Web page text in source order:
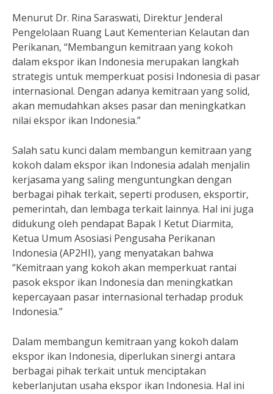
Menurut Dr. Rina Saraswati, Direktur Jenderal
Pengelolaan Ruang Laut Kementerian Kelautan dan
Perikanan, “Membangun kemitraan yang kokoh
dalam ekspor ikan Indonesia merupakan langkah
strategis untuk memperkuat posisi Indonesia di pasar
internasional. Dengan adanya kemitraan yang solid,
akan memudahkan akses pasar dan meningkatkan
nilai ekspor ikan Indonesia.”
Salah satu kunci dalam membangun kemitraan yang
kokoh dalam ekspor ikan Indonesia adalah menjalin
kerjasama yang saling menguntungkan dengan
berbagai pihak terkait, seperti produsen, eksportir,
pemerintah, dan lembaga terkait lainnya. Hal ini juga
didukung oleh pendapat Bapak I Ketut Diarmita,
Ketua Umum Asosiasi Pengusaha Perikanan
Indonesia (AP2HI), yang menyatakan bahwa
“Kemitraan yang kokoh akan memperkuat rantai
pasok ekspor ikan Indonesia dan meningkatkan
kepercayaan pasar internasional terhadap produk
Indonesia.”
Dalam membangun kemitraan yang kokoh dalam
ekspor ikan Indonesia, diperlukan sinergi antara
berbagai pihak terkait untuk menciptakan
keberlanjutan usaha ekspor ikan Indonesia. Hal ini